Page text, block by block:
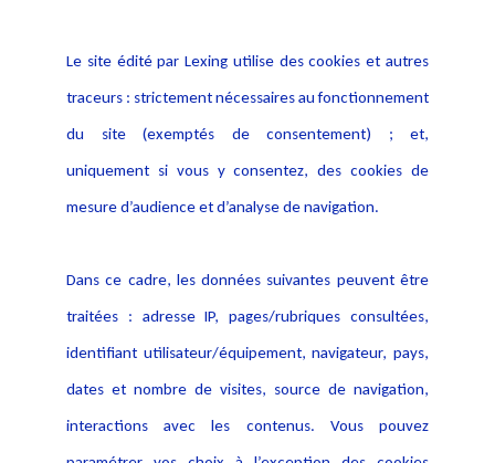
Alerte professionnelle
Déclaration d'accessibilité
Notice Légale
Politique de protection des
données
Publications
Le site édité par Lexing utilise des cookies et autres
traceurs : strictement nécessaires au fonctionnement
du site (exemptés de consentement) ; et,
uniquement si vous y consentez, des cookies de
mesure d’audience et d’analyse de navigation.
Dans ce cadre, les données suivantes peuvent être
traitées : adresse IP, pages/rubriques consultées,
identifiant utilisateur/équipement, navigateur, pays,
dates et nombre de visites, source de navigation,
interactions avec les contenus. Vous pouvez